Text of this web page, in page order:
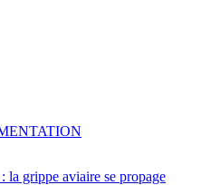
la grippe aviaire se propage